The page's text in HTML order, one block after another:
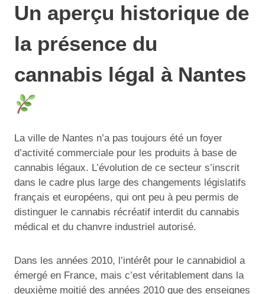
Un aperçu historique de
la présence du
cannabis légal à Nantes
La ville de Nantes n’a pas toujours été un foyer
d’activité commerciale pour les produits à base de
cannabis légaux. L’évolution de ce secteur s’inscrit
dans le cadre plus large des changements législatifs
français et européens, qui ont peu à peu permis de
distinguer le cannabis récréatif interdit du cannabis
médical et du chanvre industriel autorisé.
Dans les années 2010, l’intérêt pour le cannabidiol a
émergé en France, mais c’est véritablement dans la
deuxième moitié des années 2010 que des enseignes